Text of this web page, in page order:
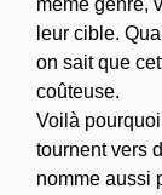
leur cible.
on sait que
coûteuse.
Voilà
tournent vers
nomme aussi